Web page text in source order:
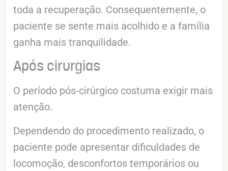
toda a recuperação. Consequentemente, o
paciente se sente mais acolhido e a família
ganha mais tranquilidade.
Após cirurgias
O período pós-cirúrgico costuma exigir mais
atenção.
Dependendo do procedimento realizado, o
paciente pode apresentar dificuldades de
locomoção, desconfortos temporários ou